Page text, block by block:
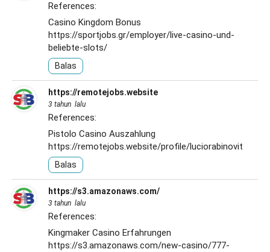
References:
Casino Kingdom Bonus
https://sportjobs.gr/employer/live-casino-und-
beliebte-slots/
Balas
https://remotejobs.website
3 tahun lalu
References:
Pistolo Casino Auszahlung
https://remotejobs.website/profile/luciorabinovit
Balas
https://s3.amazonaws.com/
3 tahun lalu
References:
Kingmaker Casino Erfahrungen
https://s3.amazonaws.com/new-casino/777-